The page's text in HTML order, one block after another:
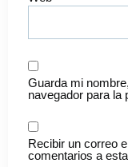
Guarda mi
navegador para la
Recibir un correo
comentarios a